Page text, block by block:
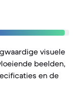
visuele
beelden,
en de